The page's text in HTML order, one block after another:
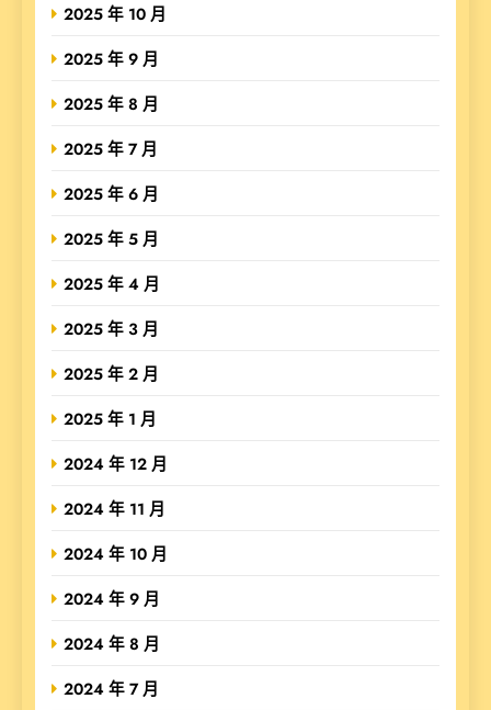
2025 年 10 月
2025 年 9 月
2025 年 8 月
2025 年 7 月
2025 年 6 月
2025 年 5 月
2025 年 4 月
2025 年 3 月
2025 年 2 月
2025 年 1 月
2024 年 12 月
2024 年 11 月
2024 年 10 月
2024 年 9 月
2024 年 8 月
2024 年 7 月